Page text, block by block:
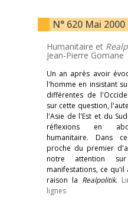
N° 620 Mai
Humanitaire et
Jean-Pierre Gomane
Un an après avoir
l'homme en insistant
différentes de
sur cette question,
l'Asie de l'Est et du
réflexions en
humanitaire. Dans
proche du premier
notre attention
manifestations, ce qu'il
raison la Realpolitik.
lignes